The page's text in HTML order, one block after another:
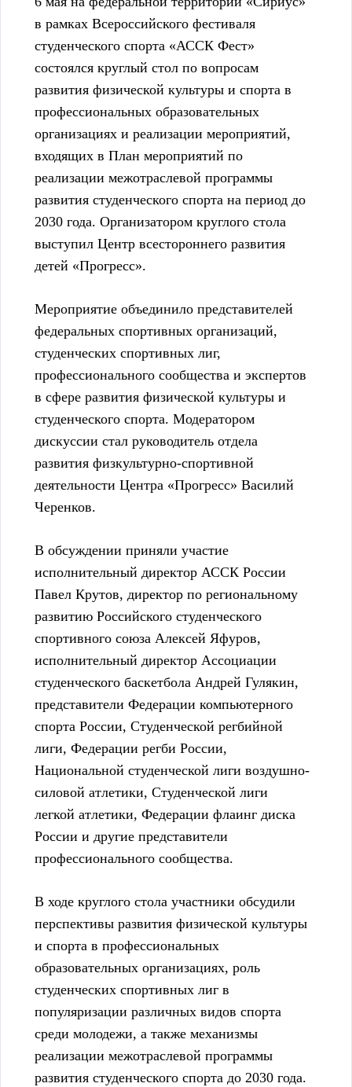
в рамках Всероссийского фестиваля
студенческого спорта «АССК Фест»
состоялся круглый стол по вопросам
развития физической культуры и спорта в
профессиональных образовательных
организациях и реализации мероприятий,
входящих в План мероприятий по
реализации межотраслевой программы
развития студенческого спорта на период до
2030 года. Организатором круглого стола
выступил Центр всестороннего развития
детей «Прогресс».
Мероприятие объединило представителей
федеральных спортивных организаций,
студенческих спортивных лиг,
профессионального сообщества и экспертов
в сфере развития физической культуры и
студенческого спорта. Модератором
дискуссии стал руководитель отдела
развития физкультурно-спортивной
деятельности Центра «Прогресс» Василий
Черенков.
В обсуждении приняли участие
исполнительный директор АССК России
Павел Крутов, директор по региональному
развитию Российского студенческого
спортивного союза Алексей Яфуров,
исполнительный директор Ассоциации
студенческого баскетбола Андрей Гулякин,
представители Федерации компьютерного
спорта России, Студенческой регбийной
лиги, Федерации регби России,
Национальной студенческой лиги воздушно-
силовой атлетики, Студенческой лиги
легкой атлетики, Федерации флаинг диска
России и другие представители
профессионального сообщества.
В ходе круглого стола участники обсудили
перспективы развития физической культуры
и спорта в профессиональных
образовательных организациях, роль
студенческих спортивных лиг в
популяризации различных видов спорта
среди молодежи, а также механизмы
реализации межотраслевой программы
развития студенческого спорта до 2030 года.